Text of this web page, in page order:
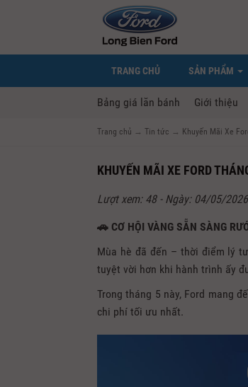
TRANG CHỦ SẢN PHẨM
Bảng giá lăn bánh Giới thiệu
Trang chủ → Tin tức → Khuyến Mãi Xe
KHUYẾN MÃI XE FORD
Lượt xem: 48 - Ngày: 04/05/2026
🚗 CƠ HỘI VÀNG SẴN SÀNG
Mùa hè đã đến – thời điểm lý
tuyệt vời hơn khi hành trình ấy
Trong tháng 5 này, Ford mang
chi phí tối ưu nhất.